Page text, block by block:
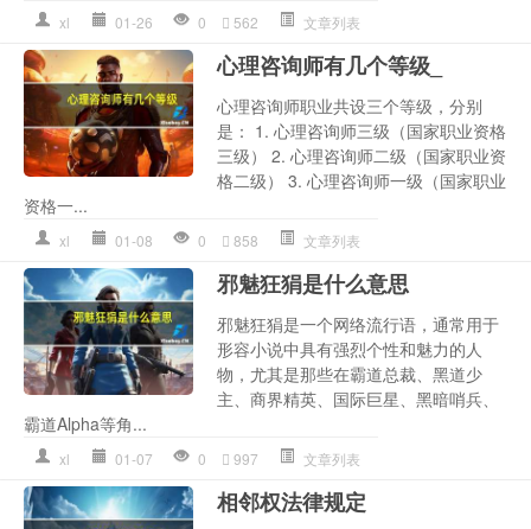
xl 01-26 0 562 文章列表
心理咨询师有几个等级_
心理咨询师职业共设三个等级，分别
是： 1. 心理咨询师三级（国家职业资格
三级） 2. 心理咨询师二级（国家职业资
格二级） 3. 心理咨询师一级（国家职业
资格一...
xl 01-08 0 858 文章列表
邪魅狂狷是什么意思
邪魅狂狷是一个网络流行语，通常用于
形容小说中具有强烈个性和魅力的人
物，尤其是那些在霸道总裁、黑道少
主、商界精英、国际巨星、黑暗哨兵、
霸道Alpha等角...
xl 01-07 0 997 文章列表
相邻权法律规定